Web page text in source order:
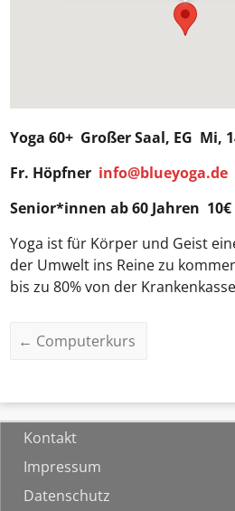
Yoga 60+ Großer Saal, EG Mi,
Fr. Höpfner info@blueyoga.de
Senior*innen ab 60 Jahren
Yoga ist für Körper und Geist
der Umwelt ins Reine zu
bis zu 80% von der
← Computerkurs
Kontakt
Impressum
Datenschutz